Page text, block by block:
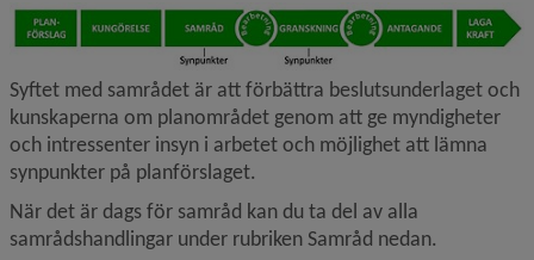
Syftet med samrådet är att förbättra beslutsunderlaget och
kunskaperna om planområdet genom att ge myndigheter
och intressenter insyn i arbetet och möjlighet att lämna
synpunkter på planförslaget.
När det är dags för samråd kan du ta del av alla
samrådshandlingar under rubriken Samråd nedan.